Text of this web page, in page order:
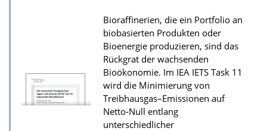
d
s
z
u
r
P
u
Bioraffinerien, die ein Portfolio an
biobasierten Produkten oder
Bioenergie produzieren, sind das
Rückgrat der wachsenden
Bioökonomie. Im IEA IETS Task 11
wird die Minimierung von
Treibhausgas–Emissionen auf
Netto-Null entlang
unterschiedlicher